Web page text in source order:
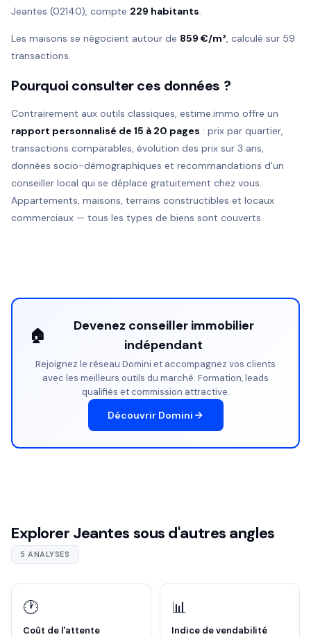
Jeantes (02140), compte 229 habitants.
Les maisons se négocient autour de 859 €/m², calculé sur 59
transactions.
Pourquoi consulter ces données ?
Contrairement aux outils classiques, estime.immo offre un
rapport personnalisé de 15 à 20 pages : prix par quartier,
transactions comparables, évolution des prix sur 3 ans,
données socio-démographiques et recommandations d'un
conseiller local qui se déplace gratuitement chez vous.
Appartements, maisons, terrains constructibles et locaux
commerciaux — tous les types de biens sont couverts.
🏠
Devenez conseiller immobilier
indépendant
Rejoignez le réseau Domini et accompagnez vos clients
avec les meilleurs outils du marché. Formation, leads
qualifiés et commission attractive.
Découvrir Domini
Explorer Jeantes sous d'autres angles
5 ANALYSES
🕐
Coût de l'attente
📊
Indice de vendabilité